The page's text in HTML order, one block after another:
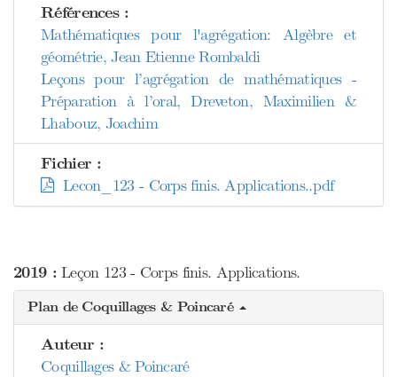
Références :
Mathématiques pour l'agrégation: Algèbre et
géométrie, Jean Etienne Rombaldi
Leçons pour l’agrégation de mathématiques -
Préparation à l’oral, Dreveton, Maximilien &
Lhabouz, Joachim
Fichier :
Lecon_123 - Corps finis. Applications..pdf
2019 :Leçon 123 - Corps finis. Applications.
Plan de Coquillages & Poincaré
Auteur :
Coquillages & Poincaré